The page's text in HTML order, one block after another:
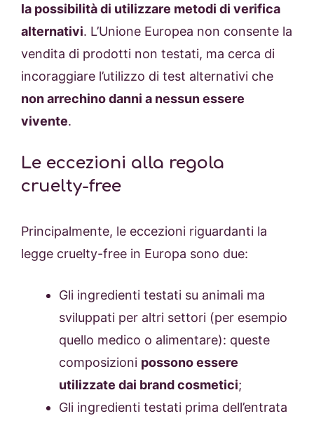
la possibilità di utilizzare metodi di verifica
alternativi. L’Unione Europea non consente la
vendita di prodotti non testati, ma cerca di
incoraggiare l’utilizzo di test alternativi che
non arrechino danni a nessun essere
vivente.
Le eccezioni alla regola
cruelty-free
Principalmente, le eccezioni riguardanti la
legge cruelty-free in Europa sono due:
Gli ingredienti testati su animali ma
sviluppati per altri settori (per esempio
quello medico o alimentare): queste
composizioni possono essere
utilizzate dai brand cosmetici;
Gli ingredienti testati prima dell’entrata